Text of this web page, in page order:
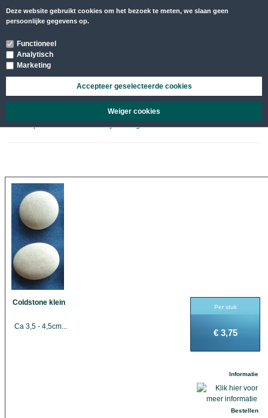
MENU
Hotstone producten/ Coldstones
Deze stenen zijn geraapt en gesorteerd. Verder onbewerkt. Coldstones zijn
metamorphe steensoorten en blijven langer koud.
Coldstone klein
Ca 3,5 - 4,5cm...
Per stuk
€ 3,75
Informatie
Bestellen
Deze website gebruikt cookies om het bezoek te meten, we slaan geen
persoonlijke gegevens op.
Functioneel
Analytisch
Marketing
Accepteer geselecteerde cookies
Weiger cookies